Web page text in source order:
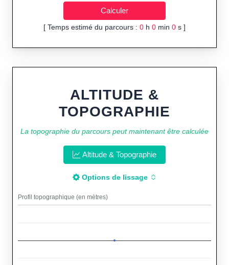
[ Temps estimé du parcours : 0 h 0 min 0 s ]
ALTITUDE &
TOPOGRAPHIE
La topographie du parcours peut maintenant être calculée
Altitude & Topographie
Options de lissage
Profil topographique (en mètres)